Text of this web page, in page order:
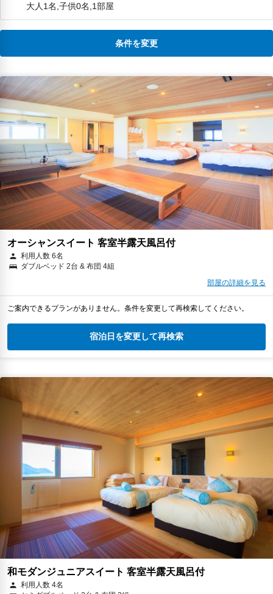
大人1名,子供0名,1部屋
条件を変更
オーシャンスイート 客室半露天風呂付
利用人数 6名
ダブルベッド 2台 & 布団 4組
部屋の詳細を見る
ご案内できるプランがありません。条件を変更して再検索してください。
宿泊日を変更して再検索
和モダンジュニアスイート 客室半露天風呂付
利用人数 4名